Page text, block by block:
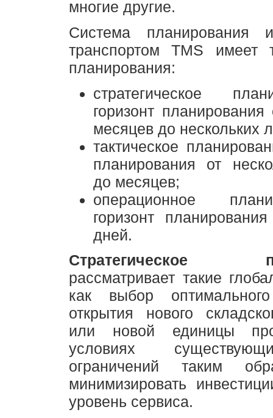
многие другие.
Система планирования
транспортом TMS имеет
планирования:
стратегическое
горизонт планирования
месяцев до нескольких
тактическое
планирования от
до месяцев;
операционное
горизонт
дней.
Стратегическое
рассматривает такие
как выбор
открытия нового
или новой единицы
условиях
ограничений таким
минимизировать
уровень сервиса.